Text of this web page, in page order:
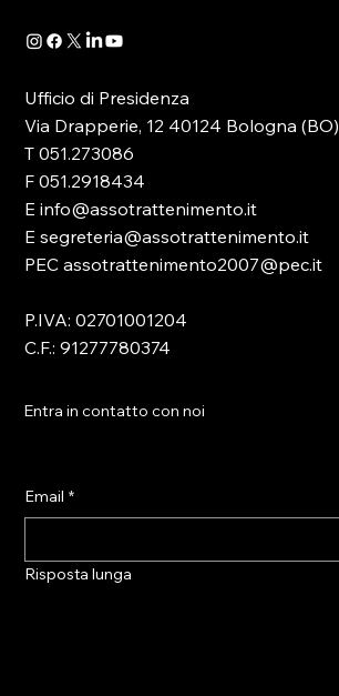
Ufficio di Presidenza
Via Drapperie, 12 40124 Bologna (BO)
T 051.273086
F 051.2918434
E info@assotrattenimento.it
E segreteria@assotrattenimento.it
PEC assotrattenimento2007@pec.it
P.IVA: 02701001204
C.F.: 91277780374
Entra in contatto con noi
Email *
Risposta lunga